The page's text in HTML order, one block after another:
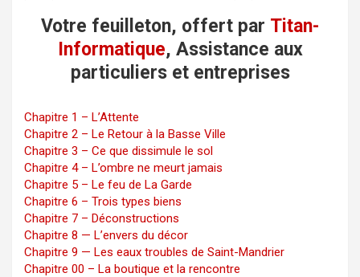
Votre feuilleton, offert par Titan-
Informatique, Assistance aux
particuliers et entreprises
Chapitre 1 – L’Attente
Chapitre 2 – Le Retour à la Basse Ville
Chapitre 3 – Ce que dissimule le sol
Chapitre 4 – L’ombre ne meurt jamais
Chapitre 5 – Le feu de La Garde
Chapitre 6 – Trois types biens
Chapitre 7 – Déconstructions
Chapitre 8 — L’envers du décor
Chapitre 9 — Les eaux troubles de Saint-Mandrier
Chapitre 00 – La boutique et la rencontre